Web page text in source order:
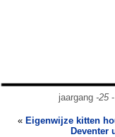
jaargang -25-
« Eigenwijze kitten
Deventer